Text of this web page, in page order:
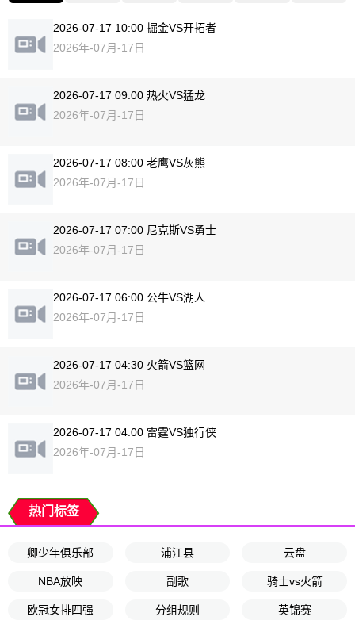
2026-07-17 10:00 掘金VS开拓者
2026年-07月-17日
2026-07-17 09:00 热火VS猛龙
2026年-07月-17日
2026-07-17 08:00 老鹰VS灰熊
2026年-07月-17日
2026-07-17 07:00 尼克斯VS勇士
2026年-07月-17日
2026-07-17 06:00 公牛VS湖人
2026年-07月-17日
2026-07-17 04:30 火箭VS篮网
2026年-07月-17日
2026-07-17 04:00 雷霆VS独行侠
2026年-07月-17日
热门标签
卿少年俱乐部 浦江县 云盘
NBA放映 副歌 骑士vs火箭
欧冠女排四强 分组规则 英锦赛